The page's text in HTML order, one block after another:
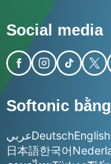
Social media
Softonic
عربيDeutschEnglish
日本語한국어